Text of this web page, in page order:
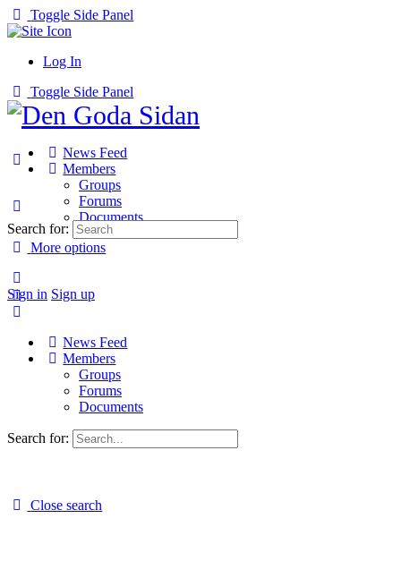
Toggle Side Panel
Log In
Toggle Side Panel
News Feed
Members
Groups
Forums
Documents
More options
Sign in Sign up
Search for:
News Feed
Members
Groups
Forums
Documents
Search for:
Close search